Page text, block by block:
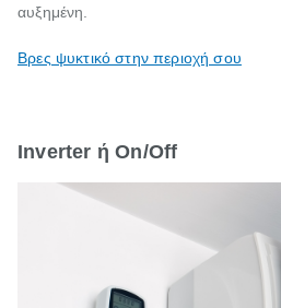
αυξημένη.
Βρες ψυκτικό στην περιοχή σου
Inverter ή On/Off